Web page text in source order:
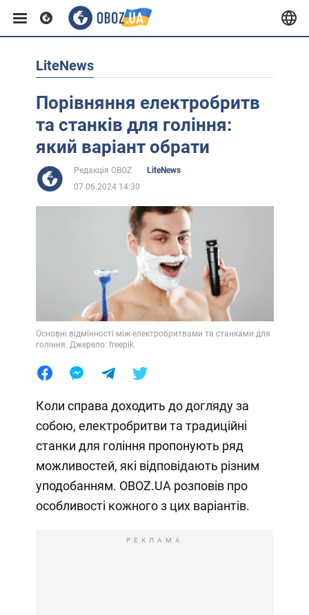
Європа
США
Африка
LiteNews
Порівняння електробритв
та станків для гоління:
який варіант обрати
Редакція OBOZ
LiteNews
07.06.2024 14:30
Основні відмінності між електробритвами та станками для
гоління. Джерело: freepik
Коли справа доходить до догляду за
собою, електробритви та традиційні
станки для гоління пропонують ряд
можливостей, які відповідають різним
уподобанням. OBOZ.UA розповів про
особливості кожного з цих варіантів.
РЕКЛАМА